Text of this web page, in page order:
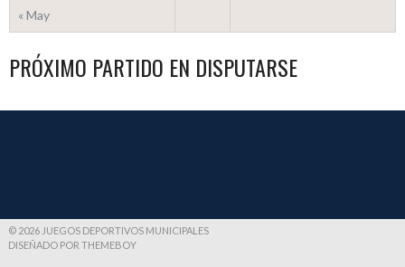
« May
PRÓXIMO PARTIDO EN DISPUTARSE
© 2026 JUEGOS DEPORTIVOS MUNICIPALES
DISEÑADO POR THEMEBOY